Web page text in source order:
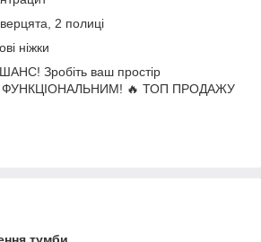
2 полиці
ніжки
Зробіть ваш простір
ФУНКЦІОНАЛЬНИМ! 🔥 ТОП ПРОДАЖУ
тумби